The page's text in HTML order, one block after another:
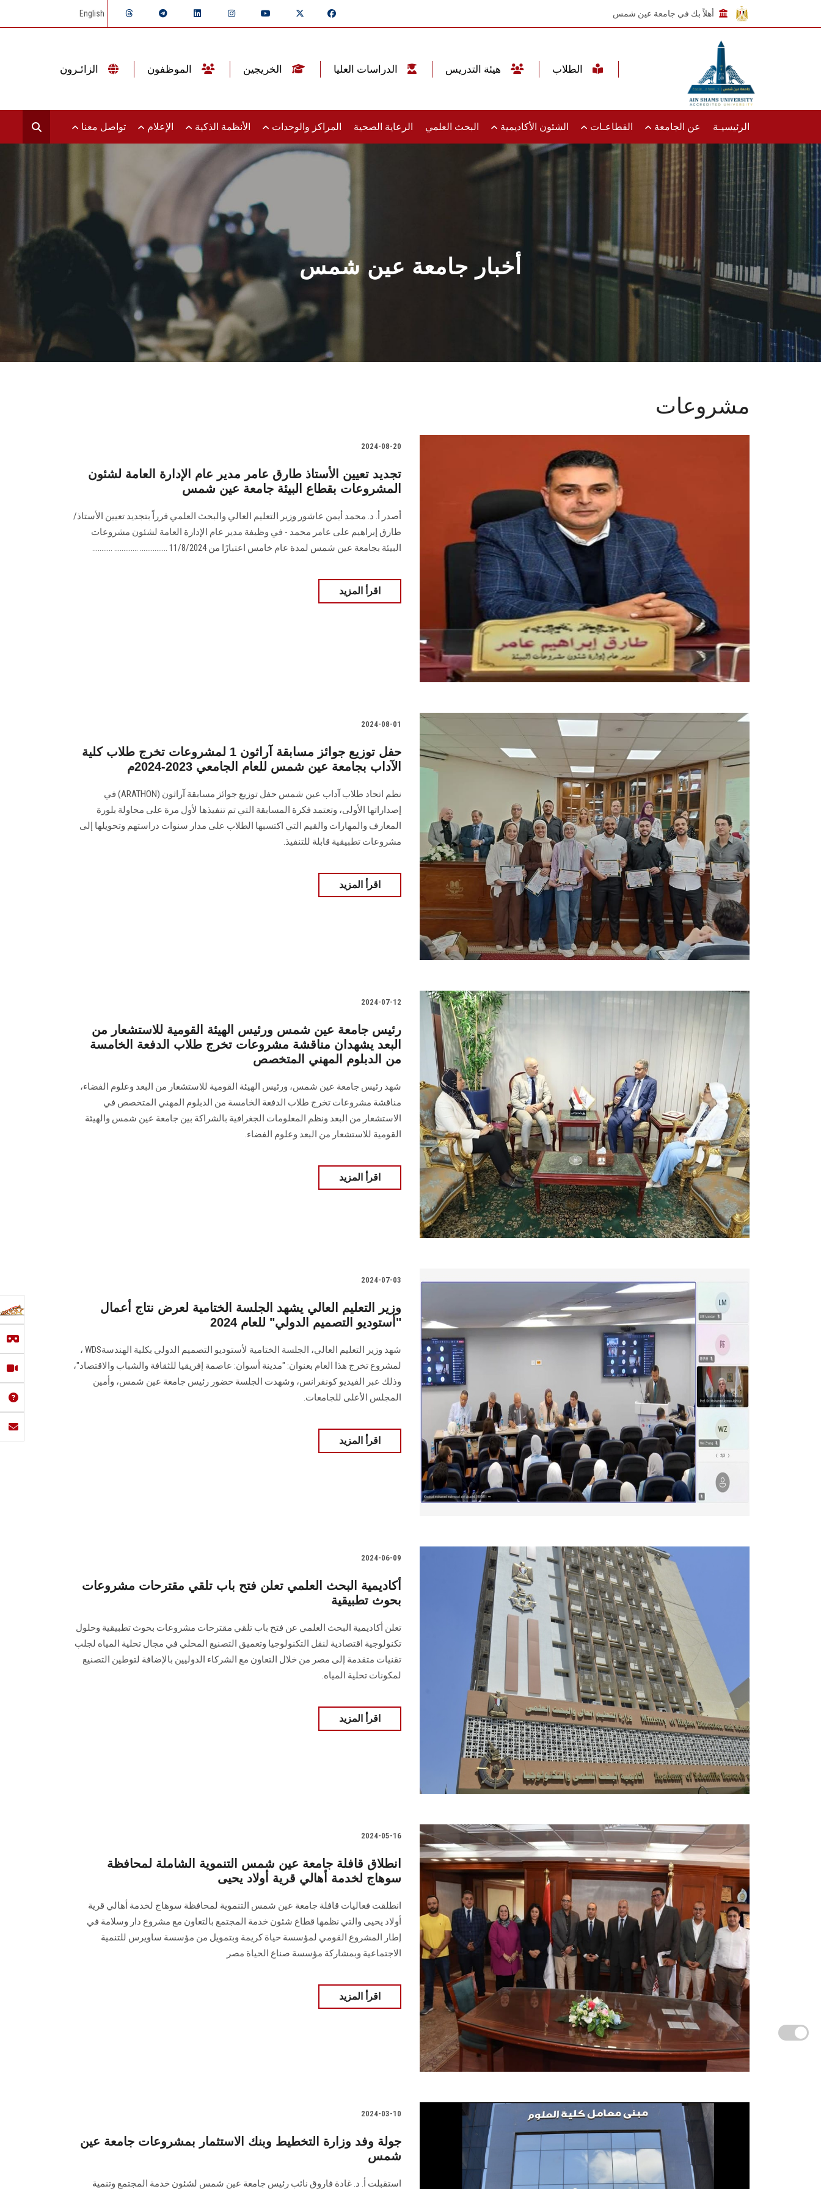
أهلاً بك في جامعة عين شمس English
الرئيسيـة عن الجامعة القطاعـات الشئون الأكاديمية البحث العلمي الرعاية الصحية المراكز والوحدات الأنظمة الذكية الإعلام تواصل معنا
أخبار جامعة عين شمس
مشروعات
2024-08-20
تجديد تعيين الأستاذ طارق عامر مدير عام الإدارة العامة لشئون
المشروعات بقطاع البيئة جامعة عين شمس
أصدر أ. د. محمد أيمن عاشور وزير التعليم العالي والبحث العلمي قرراً بتجديد تعيين الأستاذ/
‏طارق إبراهيم على عامر محمد - في وظيفة مدير عام الإدارة العامة لشئون مشروعات
البيئة ‏بجامعة عين شمس لمدة عام خامس اعتبارًا من 11/8/2024‏ ............... ............. ...........
اقرأ المزيد
2024-08-01
حفل توزيع جوائز مسابقة آراثون 1 لمشروعات تخرج طلاب كلية
الآداب بجامعة عين شمس للعام الجامعي 2023-2024م
نظم اتحاد طلاب آداب عين شمس‎ ‎حفل توزيع جوائز مسابقة آراثون‎ ‎‎(ARATHON) ‎في
إصداراتها الأولى، وتعتمد فكرة المسابقة التي تم تنفيذها لأول مرة على محاولة بلورة
المعارف والمهارات والقيم ‏التي اكتسبها الطلاب على مدار سنوات دراستهم وتحويلها إلى
مشروعات تطبيقية قابلة للتنفيذ.
اقرأ المزيد
2024-07-12
رئيس جامعة عين شمس ورئيس الهيئة القومية للاستشعار من
البعد يشهدان مناقشة مشروعات تخرج طلاب الدفعة الخامسة
من الدبلوم المهني المتخصص
شهد رئيس جامعة عين شمس، ورئيس الهيئة القومية للاستشعار من البعد وعلوم الفضاء،
مناقشة مشروعات تخرج طلاب الدفعة الخامسة من الدبلوم المهني المتخصص في
الاستشعار من البعد ونظم المعلومات الجغرافية بالشراكة بين جامعة عين شمس والهيئة
القومية للاستشعار من البعد وعلوم الفضاء.
اقرأ المزيد
2024-07-03
وزير التعليم العالي يشهد الجلسة الختامية لعرض نتاج أعمال
"أستوديو التصميم الدولي" للعام 2024
شهد وزير التعليم العالي، الجلسة الختامية لأستوديو التصميم ‏الدولي بكلية الهندسة‎ WDS،
لمشروع تخرج هذا العام بعنوان: "مدينة أسوان: ‏عاصمة إفريقيا للثقافة والشباب والاقتصاد"،
وذلك عبر الفيديو كونفرانس، وشهدت الجلسة حضور رئيس جامعة عين شمس، وأمين
المجلس الأعلى للجامعات.
اقرأ المزيد
2024-06-09
أكاديمية البحث العلمي تعلن فتح باب تلقي مقترحات مشروعات
بحوث تطبيقية
تعلن أكاديمية البحث العلمي عن فتح باب تلقي مقترحات مشروعات بحوث تطبيقية ‏وحلول
تكنولوجية اقتصادية لنقل التكنولوجيا وتعميق التصنيع المحلي في مجال ‏تحلية المياه لجلب
تقنيات متقدمة إلى مصر من خلال التعاون مع الشركاء الدوليين ‏بالإضافة لتوطين التصنيع
لمكونات تحلية المياه.‏
اقرأ المزيد
2024-05-16
انطلاق قافلة جامعة عين شمس التنموية الشاملة لمحافظة
سوهاج لخدمة أهالي قرية أولاد يحيى
انطلقت فعاليات قافلة جامعة عين شمس التنموية لمحافظة سوهاج لخدمة أهالي قرية
‏أولاد يحيى والتي نظمها قطاع شئون خدمة المجتمع بالتعاون مع مشروع دار ‏وسلامة في
إطار المشروع القومي لمؤسسة حياة كريمة وبتمويل من مؤسسة ساويرس للتنمية
‏الاجتماعية وبمشاركة مؤسسة صناع الحياة مصر
اقرأ المزيد
2024-03-10
جولة وفد وزارة التخطيط وبنك الاستثمار بمشروعات جامعة عين
شمس
استقبلت أ. د. غادة فاروق نائب رئيس جامعة عين شمس لشئون خدمة المجتمع وتنمية